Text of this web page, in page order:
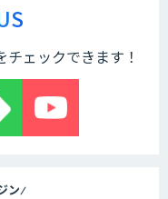
ェックできます！
ン